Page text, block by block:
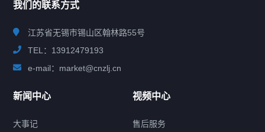
我们的联系方式
江苏省无锡市锡山区翰林路55号
TEL：13912479193
e-mail：market@cnzlj.cn
新闻中心
大事记
视频中心
售后服务